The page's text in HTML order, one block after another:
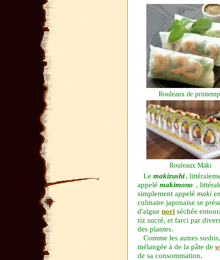
Rouleaux de
Rouleaux Maki
Le makizushi,
appelé makimono ,
simplement appelé maki
culinaire japonaise se
d'algue nori séchée
riz sucré, et farci par
des plantes.
Comme les autres
mélangée à de la pâte de
de sa consommation.